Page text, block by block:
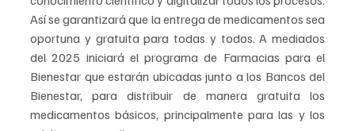
Así se garantizará que la entrega de medicamentos sea
oportuna y gratuita para todas y todos. A mediados
del 2025 iniciará el programa de Farmacias para el
Bienestar que estarán ubicadas junto a los Bancos del
Bienestar, para distribuir de manera gratuita los
medicamentos básicos, principalmente para las y los